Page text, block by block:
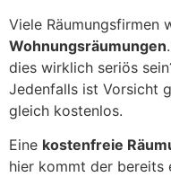
Viele Räumungsfirmen
Wohnungsräumungen
dies wirklich seriös
Jedenfalls ist Vorsicht
gleich kostenlos.
Eine kostenfreie
hier kommt der bereits